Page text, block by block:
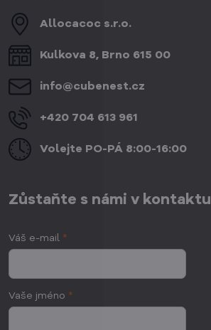
Allocacoc s​.r​.o​.
Kulkova 8, Brno 615 00
info​@cubenest​.cz
+420 704 613 961
Volejte PO-PÁ 8:00-16:00
Zůstaňte s námi v kontaktu
Váš e-mail *
Vaše jméno *